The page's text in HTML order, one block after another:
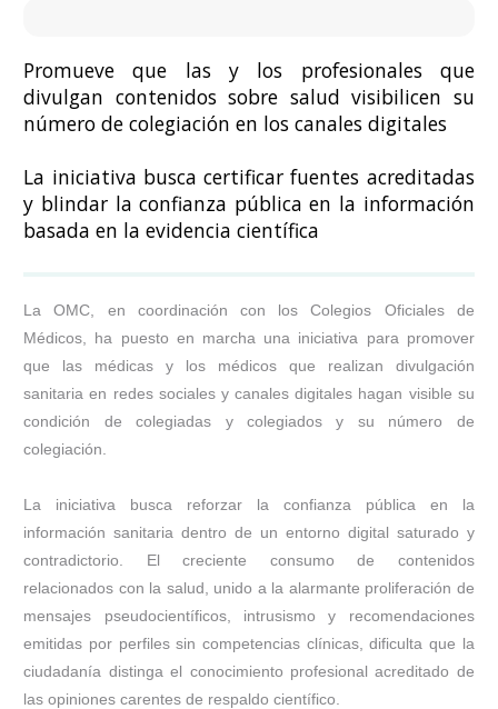
Promueve que las y los profesionales que
divulgan contenidos sobre salud visibilicen su
número de colegiación en los canales digitales
La iniciativa busca certificar fuentes acreditadas
y blindar la confianza pública en la información
basada en la evidencia científica
La OMC, en coordinación con los Colegios Oficiales de
Médicos, ha puesto en marcha una iniciativa para promover
que las médicas y los médicos que realizan divulgación
sanitaria en redes sociales y canales digitales hagan visible su
condición de colegiadas y colegiados y su número de
colegiación.
La iniciativa busca reforzar la confianza pública en la
información sanitaria dentro de un entorno digital saturado y
contradictorio. El creciente consumo de contenidos
relacionados con la salud, unido a la alarmante proliferación de
mensajes pseudocientíficos, intrusismo y recomendaciones
emitidas por perfiles sin competencias clínicas, dificulta que la
ciudadanía distinga el conocimiento profesional acreditado de
las opiniones carentes de respaldo científico.